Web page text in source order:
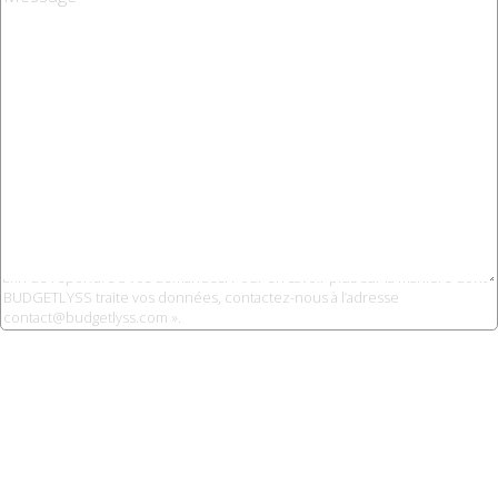
afin de répondre à vos demandes. Pour en savoir plus sur la manière dont
BUDGETLYSS traite vos données, contactez-nous à l’adresse
contact@budgetlyss.com ».